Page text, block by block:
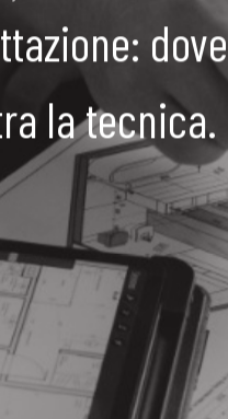
dove
la tecnica.